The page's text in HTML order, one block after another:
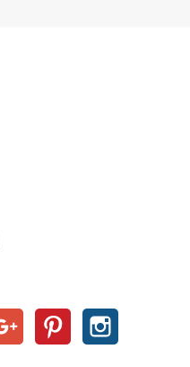
Google + Pinterest